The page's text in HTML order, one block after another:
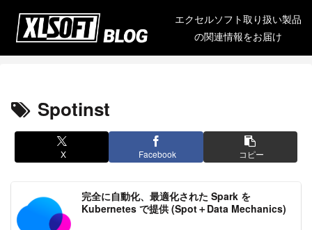
エクセルソフト取り扱い製品
の関連情報をお届け
Spotinst
X Facebook コピー
完全に自動化、最適化された Spark を
Kubernetes で提供 (Spot＋Data Mechanics)